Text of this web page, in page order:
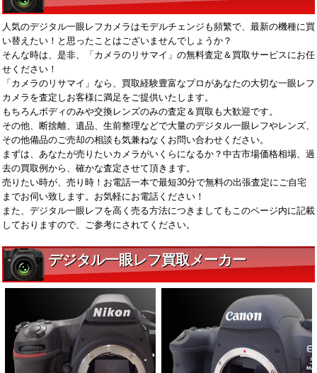
人気のデジタル一眼レフカメラはモデルチェンジも頻繁で、最新の機種に買
い替えたい！と思ったことはございませんでしょうか？
そんな時は、是非、「カメラのリサマイ」の無料査定＆買取サービスにお任
せください！
「カメラのリサマイ」なら、買取経験豊富なプロがあなたの大切な一眼レフ
カメラを査定しお客様に満足をご提供いたします。
もちろんボディのみや交換レンズのみの査定＆買取も大歓迎です。
その他、断捨離、遺品、生前整理などで大量のデジタル一眼レフやレンズ、
その他備品のご売却の相談も気兼ねなくお問い合わせください。
まずは、あなたが売りたいカメラがいくらになるか？中古市場価格相場、過
去の買取例から、確かな査定させて頂きます。
売りたい時が、売り時！お電話一本で最短30分で無料の出張査定にご自宅
までお伺い致します。お気軽にお電話ください！
また、デジタル一眼レフを高く売る方法につきましてもこのページ内に記載
しておりますので、ご参考にされてください。
デジタル一眼レフ買取メーカー